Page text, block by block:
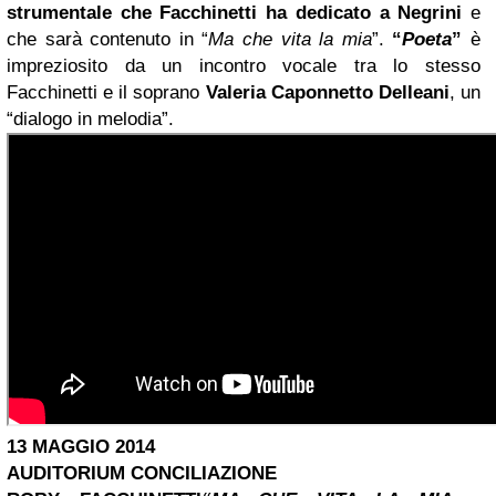
strumentale che Facchinetti ha dedicato a Negrini e
che sarà contenuto in “Ma che vita la mia”. “Poeta”è
impreziosito da un incontro vocale tra lo stesso
Facchinetti e il soprano Valeria Caponnetto Delleani, un
“dialogo in melodia”.
13 MAGGIO 2014
AUDITORIUM CONCILIAZIONE